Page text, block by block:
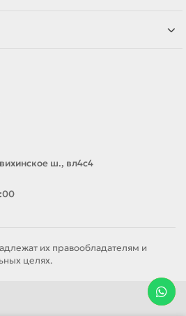
ш., вл4с4
их правообладателям и
целях.